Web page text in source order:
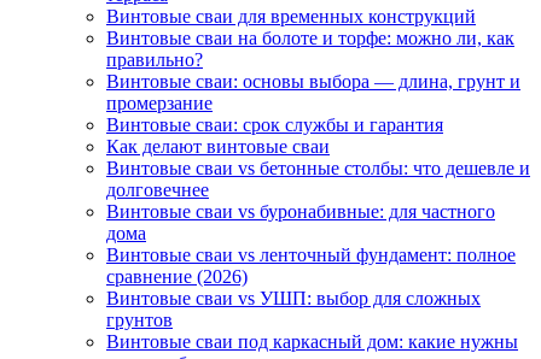
Винтовые сваи для временных конструкций
Винтовые сваи на болоте и торфе: можно ли, как
правильно?
Винтовые сваи: основы выбора — длина, грунт и
промерзание
Винтовые сваи: срок службы и гарантия
Как делают винтовые сваи
Винтовые сваи vs бетонные столбы: что дешевле и
долговечнее
Винтовые сваи vs буронабивные: для частного
дома
Винтовые сваи vs ленточный фундамент: полное
сравнение (2026)
Винтовые сваи vs УШП: выбор для сложных
грунтов
Винтовые сваи под каркасный дом: какие нужны